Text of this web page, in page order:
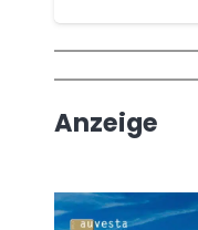
Anzeige